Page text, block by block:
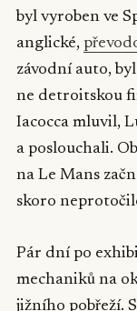
byl vyroben ve
anglické,
závodní auto,
ne detroitskou
Iacocca mluvil,
a poslouchali.
na Le Mans
skoro
Pár dní po
mechaniků na
jižního pobřeží.